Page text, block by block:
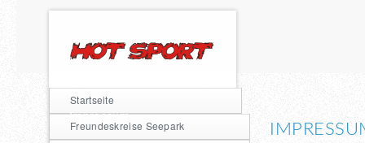
Impressum
Startseite
Freundeskreise Seepark